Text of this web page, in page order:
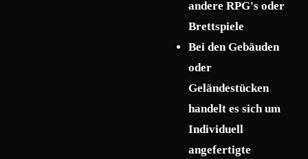
andere RPG's oder
Brettspiele
Bei den Gebäuden
oder
Geländestücken
handelt es sich um
Individuell
angefertigte